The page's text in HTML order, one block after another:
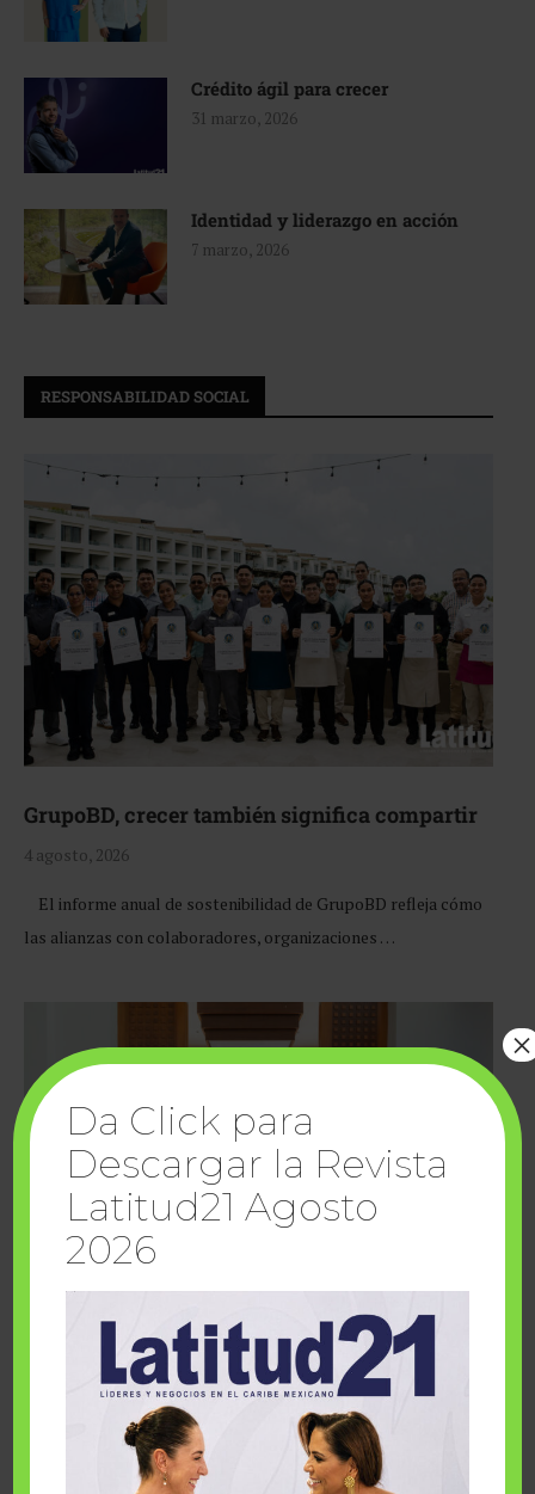
Crédito ágil para crecer
31 marzo, 2026
Identidad y liderazgo en acción
7 marzo, 2026
RESPONSABILIDAD SOCIAL
GrupoBD, crecer también significa compartir
4 agosto, 2026
El informe anual de sostenibilidad de GrupoBD refleja cómo
las alianzas con colaboradores, organizaciones …
Cuando la solidaridad inspira; cumplen
sueños Fairmont Mayakoba y Make-A-Wish
Da Click para
Descargar la Revista
Latitud21 Agosto
2026
×